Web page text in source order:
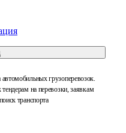
грузоперевозок.
тендерам на перевозки, заявкам
транспорта